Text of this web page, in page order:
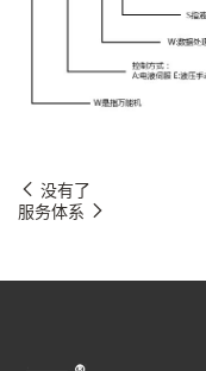
没有了
服务体系